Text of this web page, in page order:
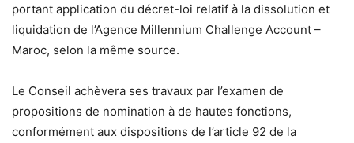
portant application du décret-loi relatif à la dissolution et
liquidation de l’Agence Millennium Challenge Account –
Maroc, selon la même source.
Le Conseil achèvera ses travaux par l’examen de
propositions de nomination à de hautes fonctions,
conformément aux dispositions de l’article 92 de la